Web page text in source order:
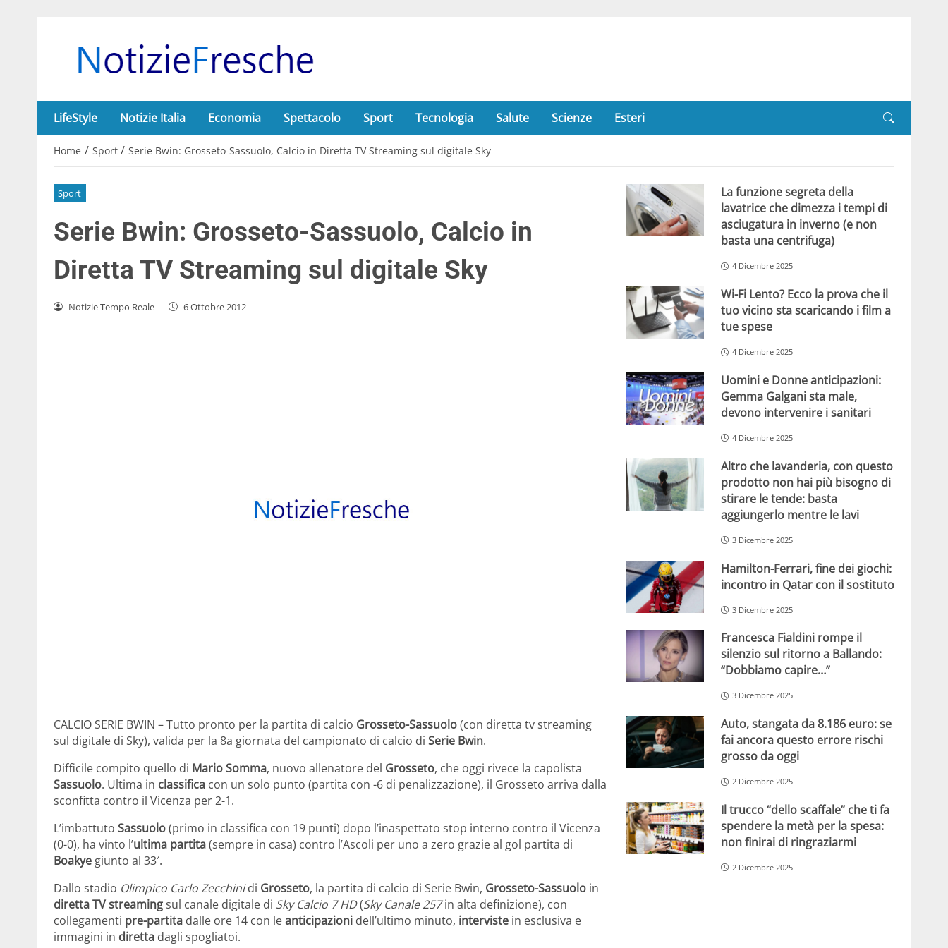
LifeStyle Notizie Italia Economia Spettacolo Sport Tecnologia Salute Scienze Esteri
Home / Sport / Serie Bwin: Grosseto-Sassuolo, Calcio in Diretta TV Streaming sul digitale Sky
Sport
Serie Bwin: Grosseto-Sassuolo, Calcio in
Diretta TV Streaming sul digitale Sky
Notizie Tempo Reale - 6 Ottobre 2012
CALCIO SERIE BWIN – Tutto pronto per la partita di calcio Grosseto-Sassuolo(con diretta tv streaming
sul digitale di Sky), valida per la 8a giornata del campionato di calcio di Serie Bwin.
Difficile compito quello di Mario Somma, nuovo allenatore del Grosseto, che oggi rivece la capolista
Sassuolo. Ultima in classifica con un solo punto (partita con -6 di penalizzazione), il Grosseto arriva dalla
sconfitta contro il Vicenza per 2-1.
L’imbattuto Sassuolo(primo in classifica con 19 punti) dopo l’inaspettato stop interno contro il Vicenza
(0-0), ha vinto l’ultima partita(sempre in casa) contro l’Ascoli per uno a zero grazie al gol partita di
Boakye giunto al 33′.
Dallo stadio Olimpico Carlo Zecchinidi Grosseto, la partita di calcio di Serie Bwin, Grosseto-Sassuolo in
diretta TV streamingsul canale digitale di Sky Calcio 7 HD(Sky Canale 257in alta definizione), con
collegamenti pre-partita dalle ore 14 con leanticipazioni dell’ultimo minuto, interviste in esclusiva e
immagini in diretta dagli spogliatoi.
La funzione segreta della
lavatrice che dimezza i tempi di
asciugatura in inverno (e non
basta una centrifuga)
4 Dicembre 2025
Wi-Fi Lento? Ecco la prova che il
tuo vicino sta scaricando i film a
tue spese
4 Dicembre 2025
Uomini e Donne anticipazioni:
Gemma Galgani sta male,
devono intervenire i sanitari
4 Dicembre 2025
Altro che lavanderia, con questo
prodotto non hai più bisogno di
stirare le tende: basta
aggiungerlo mentre le lavi
3 Dicembre 2025
Hamilton-Ferrari, fine dei giochi:
incontro in Qatar con il sostituto
3 Dicembre 2025
Francesca Fialdini rompe il
silenzio sul ritorno a Ballando:
“Dobbiamo capire…”
3 Dicembre 2025
Auto, stangata da 8.186 euro: se
fai ancora questo errore rischi
grosso da oggi
2 Dicembre 2025
Il trucco “dello scaffale” che ti fa
spendere la metà per la spesa:
non finirai di ringraziarmi
2 Dicembre 2025